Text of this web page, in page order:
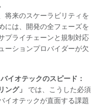
将来のスケーラビリティを
には、開発の全フェーズを
プライチェーンと規制対応
ーションプロバイダーが欠
イオテックのスピード：
ング」
では、こうした必須
イオテックが直面する課題